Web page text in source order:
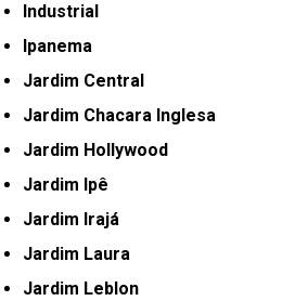
Industrial
Ipanema
Jardim Central
Jardim Chacara Inglesa
Jardim Hollywood
Jardim Ipê
Jardim Irajá
Jardim Laura
Jardim Leblon